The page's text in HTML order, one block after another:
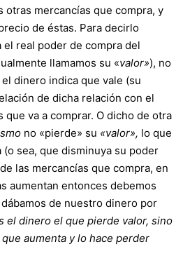
otras mercancías que compra, y
de éstas. Para decirlo
real poder de compra del
llamamos su «valor»), no
dinero indica que vale (su
de dicha relación con el
que va a comprar. O dicho de otra
no «pierde» su «valor», lo que
sea, que disminuya su poder
las mercancías que compra, en
aumentan entonces debemos
de nuestro dinero por
el dinero el que pierde valor, sino
aumenta y lo hace perder